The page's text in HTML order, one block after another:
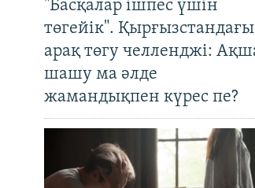
"Басқалар ішпес үшін
төгейік". Қырғызстандағы
арақ төгу челленджі:
шашу ма әлде
жамандықпен күрес пе?